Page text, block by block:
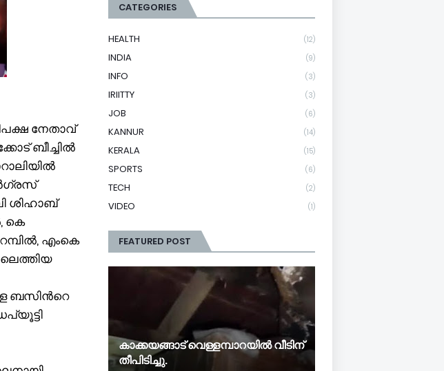
നേതാവ്
ബീച്ചിൽ
ശിഹാബ്
കെ
എംകെ
ബസിന്‍റെ
CATEGORIES
HEALTH (12)
INDIA (9)
INFO (3)
IRIITTY (3)
JOB (6)
KANNUR (14)
KERALA (15)
SPORTS (6)
TECH (2)
VIDEO (1)
FEATURED POST
കാക്കയങ്ങാട് വെള്ളമ്പാറയിൽ വീടിന്
തീപിടിച്ചു.